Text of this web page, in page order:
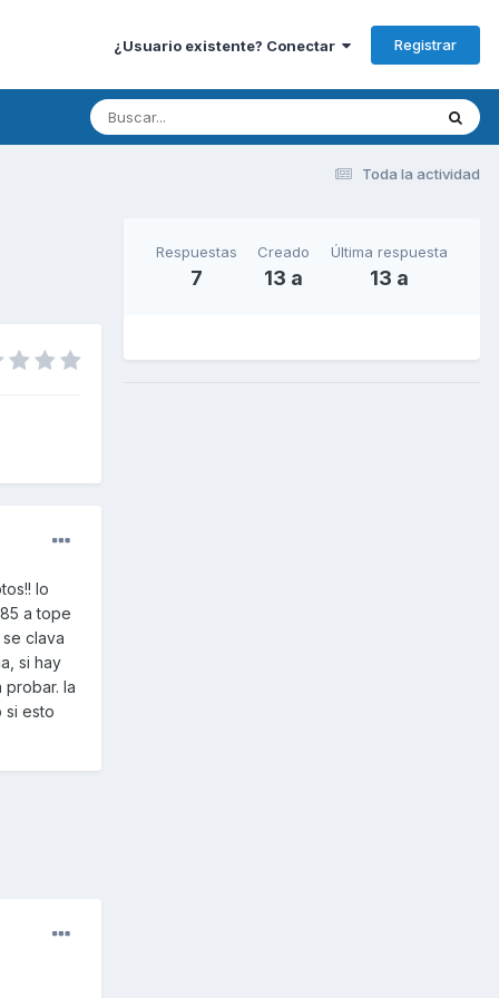
¿Usuario existente? Conectar Registrar
Toda la actividad
lo
a tope
clava
si hay
la
si esto
Respuestas
7
Creado
13 a
Última respuesta
13 a